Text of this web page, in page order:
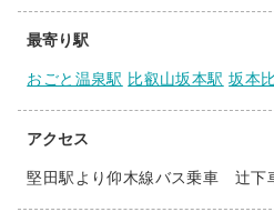
最寄り駅
おごと温泉駅 比叡山坂本駅 坂本
アクセス
堅田駅より仰木線バス乗車 辻